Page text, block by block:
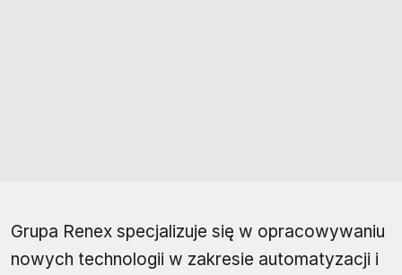
Grupa Renex specjalizuje się w opracowywaniu
nowych technologii w zakresie automatyzacji i